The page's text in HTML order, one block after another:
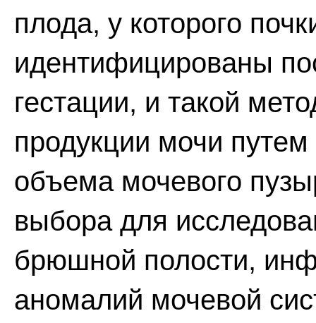
плода, у которого
идентифицированы
гестации, и такой
продукции мочи
объема мочевого
выбора для
брюшной полости,
аномалий мочевой